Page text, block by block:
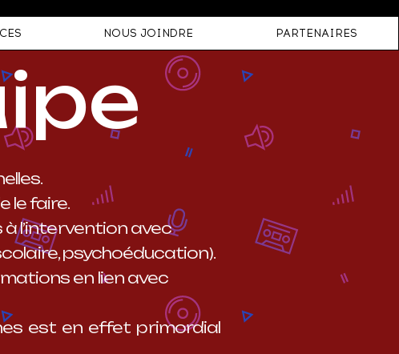
NOUS JOINDRE PARTENAIRES
le faire.
à l’intervention avec
psychoéducation).
formations en lien avec
est en effet primordial